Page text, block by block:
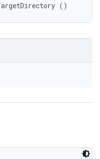
()